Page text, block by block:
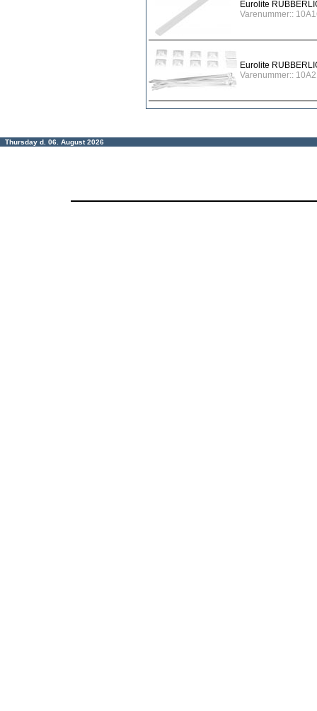
Eurolite
Varenummer::
Eurolite
Varenummer::
Thursday d. 06. August 2026